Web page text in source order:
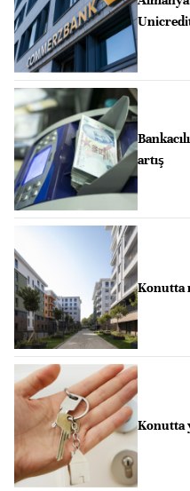
artış
Konutta
Konutta